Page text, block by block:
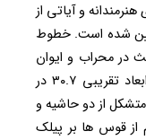
و آیاتی از
شده است. خطوط
در محراب و ایوان
مسجد به کار رفته است. این محراب به ابعاد تقریبی ۳۰.۷ در
متشکل از دو حاشیه و
از قوس ها بر پیلک